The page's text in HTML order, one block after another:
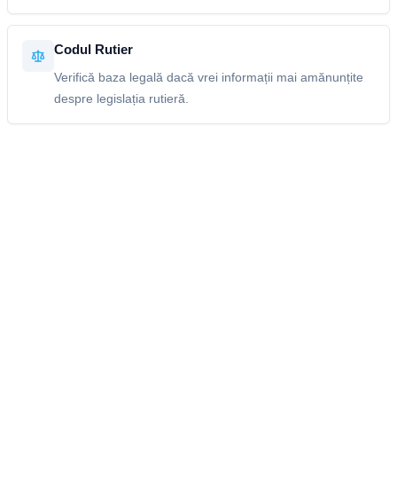
Codul Rutier
Verifică baza legală dacă vrei informații mai amănunțite
despre legislația rutieră.